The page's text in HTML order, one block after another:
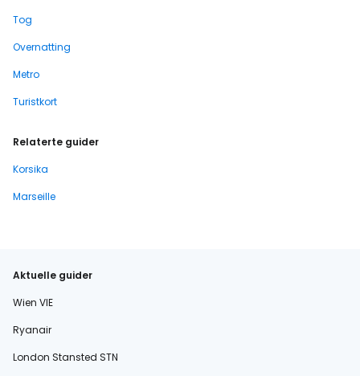
Tog
Overnatting
Metro
Turistkort
Relaterte guider
Korsika
Marseille
Aktuelle guider
Wien VIE
Ryanair
London Stansted STN